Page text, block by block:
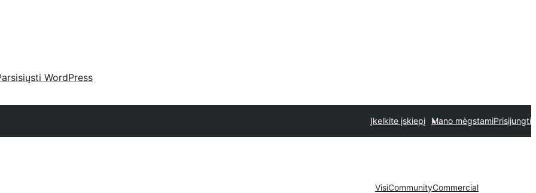
WordPress
Įkelkite įskiepį Mano mėgstamiPrisijungti
VisiCommunityCommercial